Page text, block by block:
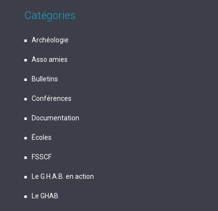
Catégories
Archéologie
Asso amies
Bulletins
Conférences
Documentation
Écoles
FSSCF
Le G.H.A.B. en action
Le GHAB